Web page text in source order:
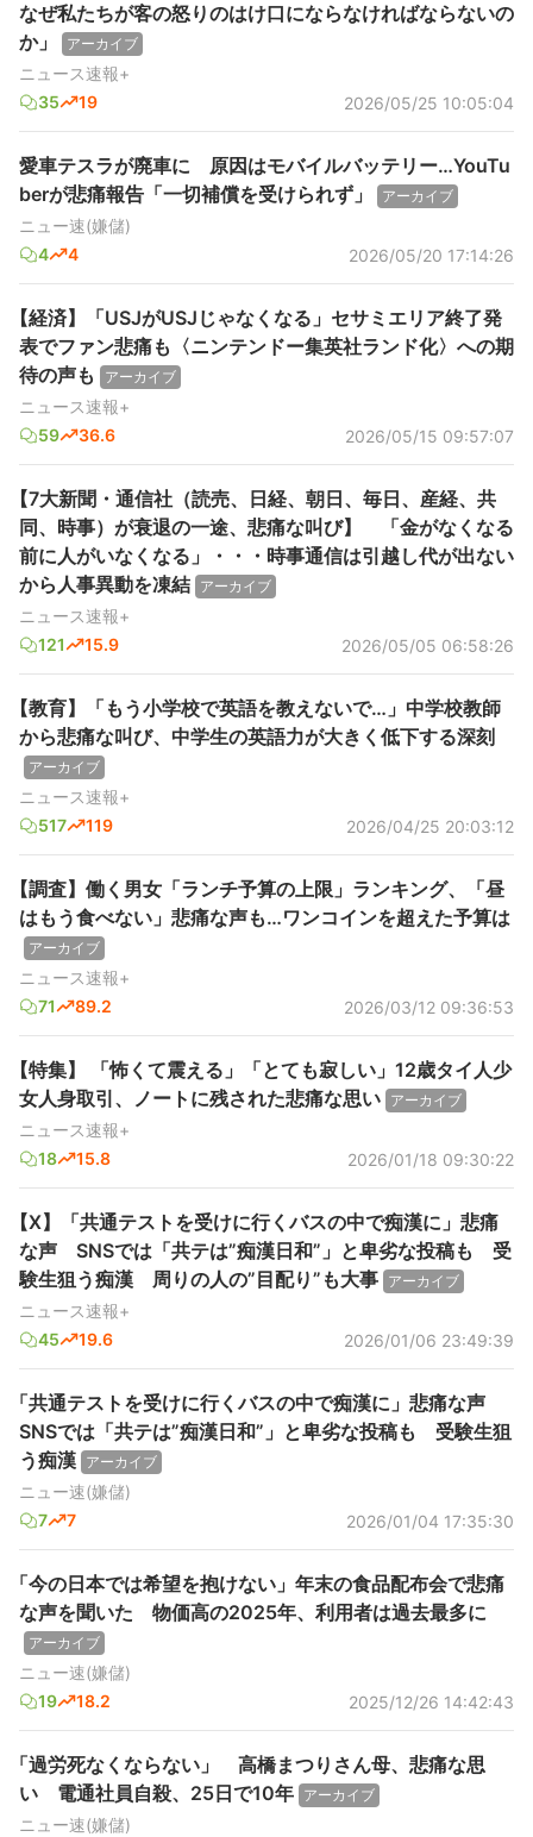
なぜ私たちが客の怒りのはけ口にならなければならないの
か」
アーカイブ
ニュース速報+
35
19 2026/05/25 10:05:04
愛車テスラが廃車に 原因はモバイルバッテリー…YouTu
berが悲痛報告「一切補償を受けられず」
アーカイブ
ニュー速(嫌儲)
4
4 2026/05/20 17:14:26
【経済】「USJがUSJじゃなくなる」セサミエリア終了発
表でファン悲痛も〈ニンテンドー集英社ランド化〉への期
待の声も
アーカイブ
ニュース速報+
59
36.6 2026/05/15 09:57:07
【7大新聞・通信社（読売、日経、朝日、毎日、産経、共
同、時事）が衰退の一途、悲痛な叫び】 「金がなくなる
前に人がいなくなる」・・・時事通信は引越し代が出ない
から人事異動を凍結 アーカイブ
ニュース速報+
121
15.9 2026/05/05 06:58:26
【教育】「もう小学校で英語を教えないで…」中学校教師
から悲痛な叫び、中学生の英語力が大きく低下する深刻
アーカイブ
ニュース速報+
517
119 2026/04/25 20:03:12
【調査】働く男女「ランチ予算の上限」ランキング、「昼
はもう食べない」悲痛な声も…ワンコインを超えた予算は
アーカイブ
ニュース速報+
71
89.2 2026/03/12 09:36:53
【特集】 「怖くて震える」「とても寂しい」12歳タイ人少
女人身取引、ノートに残された悲痛な思い アーカイブ
ニュース速報+
18
15.8 2026/01/18 09:30:22
【X】「共通テストを受けに行くバスの中で痴漢に」悲痛
な声 SNSでは「共テは”痴漢日和”」と卑劣な投稿も 受
験生狙う痴漢 周りの人の”目配り”も大事 アーカイブ
ニュース速報+
45
19.6 2026/01/06 23:49:39
「共通テストを受けに行くバスの中で痴漢に」悲痛な声
SNSでは「共テは”痴漢日和”」と卑劣な投稿も 受験生狙
う痴漢 アーカイブ
ニュー速(嫌儲)
7
7 2026/01/04 17:35:30
「今の日本では希望を抱けない」年末の食品配布会で悲痛
な声を聞いた 物価高の2025年、利用者は過去最多に
アーカイブ
ニュー速(嫌儲)
19
18.2 2025/12/26 14:42:43
「過労死なくならない」 高橋まつりさん母、悲痛な思
い 電通社員自殺、25日で10年 アーカイブ
ニュー速(嫌儲)